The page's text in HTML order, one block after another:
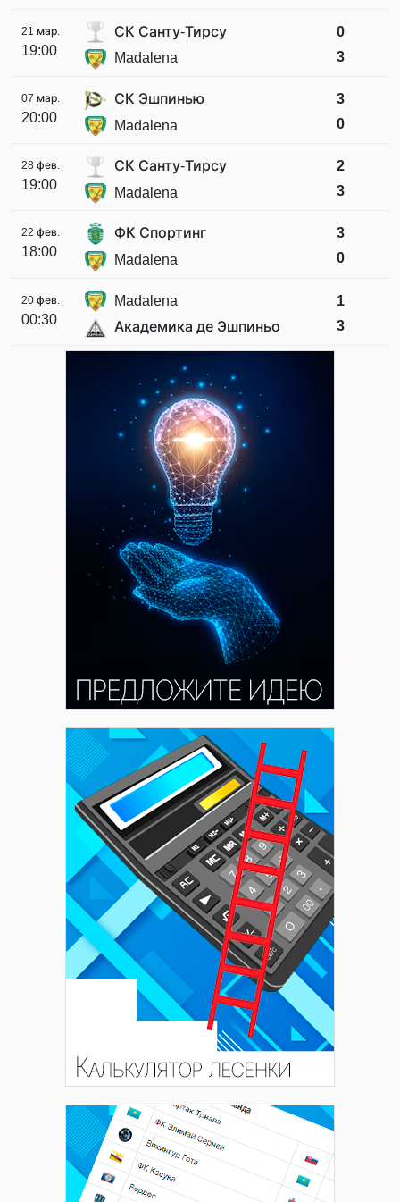
21 мар.
19:00
СК Санту-Тирсу
Madalena
0
3
07 мар.
20:00
СК Эшпинью
Madalena
3
0
28 фев.
19:00
СК Санту-Тирсу
Madalena
2
3
22 фев.
18:00
ФК Спортинг
Madalena
3
0
20 фев.
00:30
Madalena
Академика де Эшпиньо
1
3